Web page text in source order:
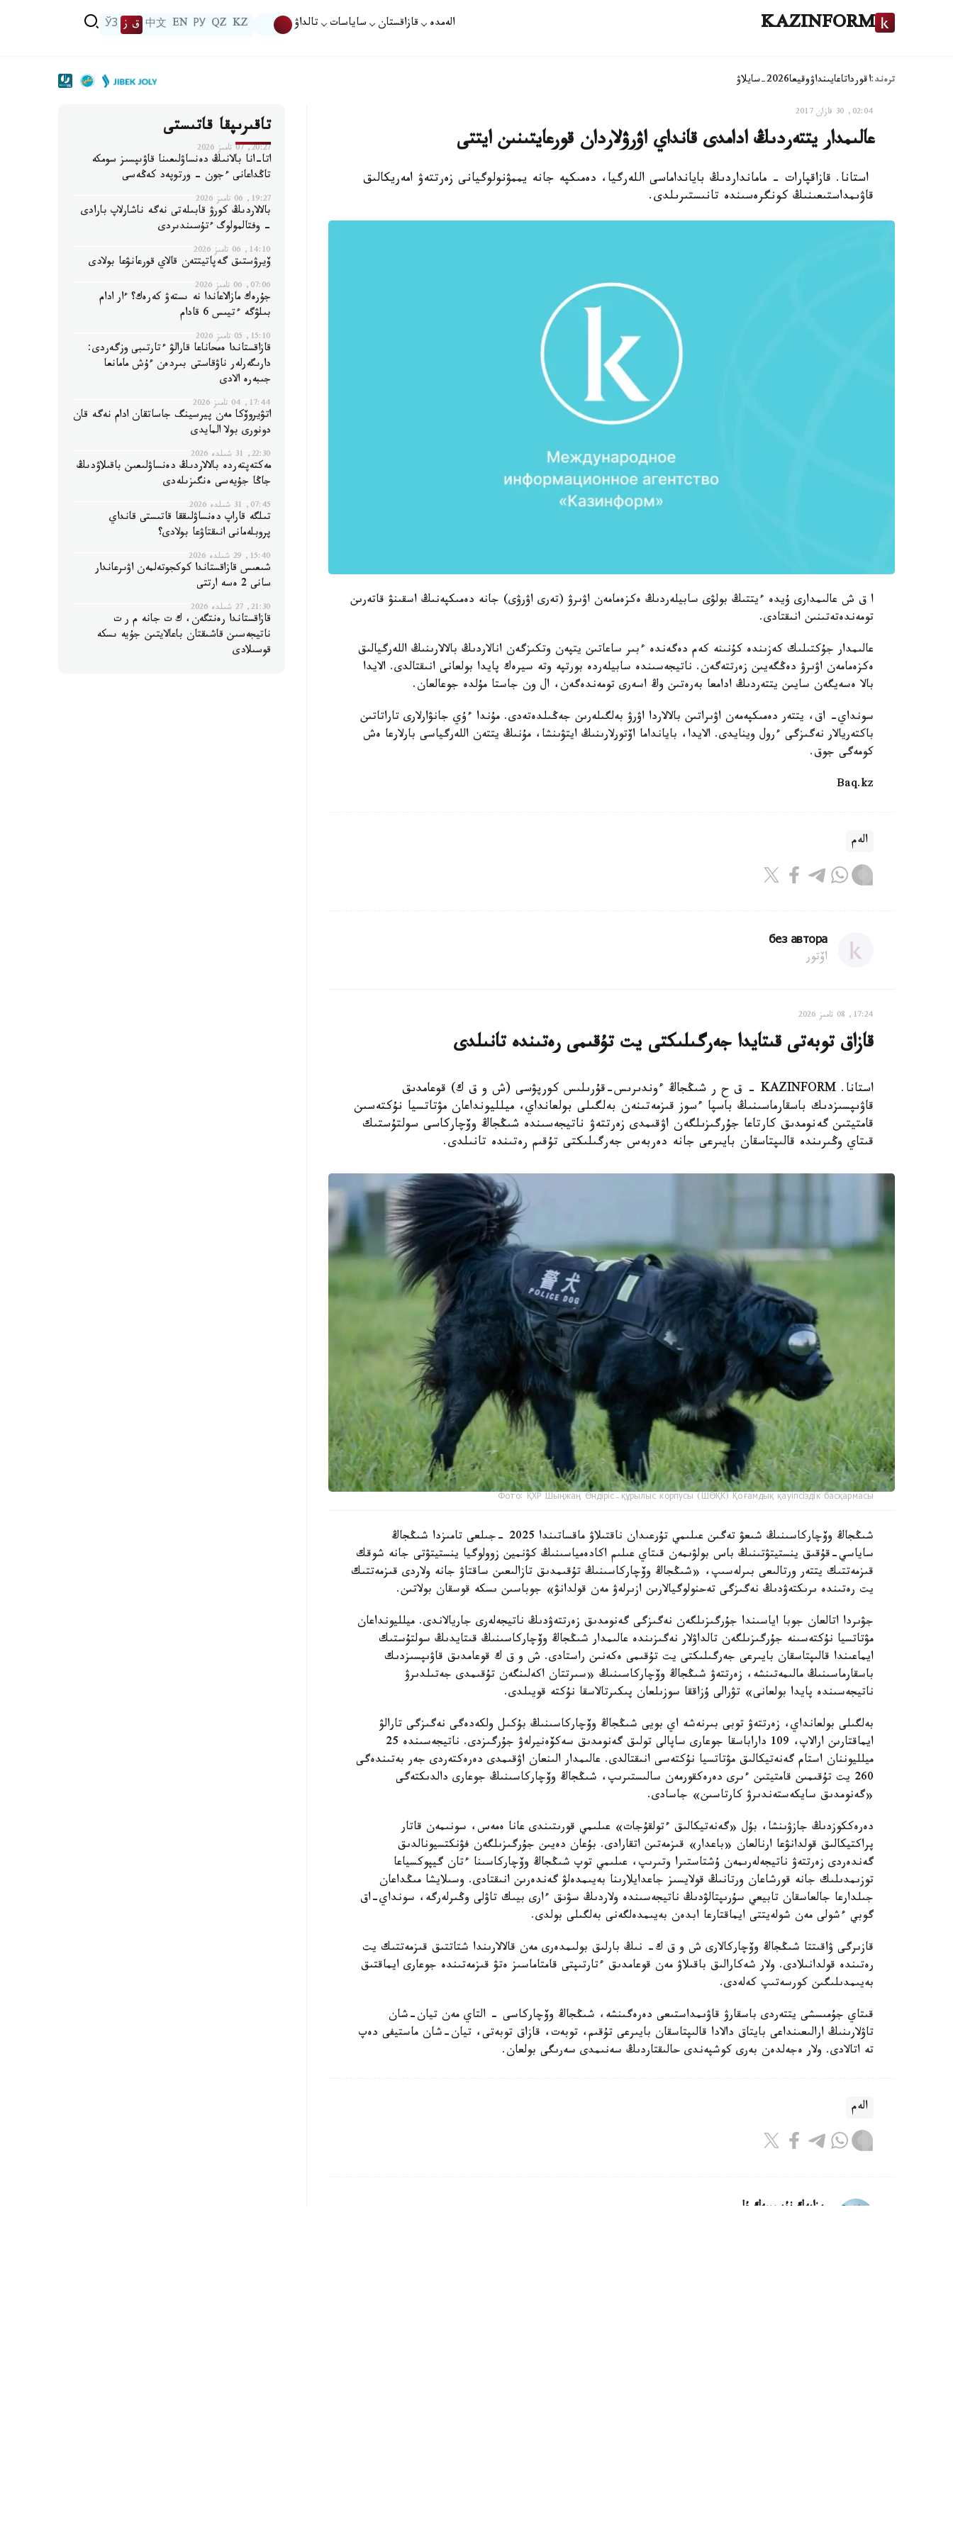
KAZINFORM الەمدە قازاقستان ساياسات تالداۋ KZ
QZ
РУ
EN
中文 ق ز ЎЗ
ترەند:اقورداتاعايىنداۋوقيعا2026-سايلاۋ
02:04, 30 قازان 2017
عالىمدار يتتەردىڭ ادامدى قانداي اۋرۋلاردان قورعايتىنىن ايتتى
استانا. قازاقپارات - مامانداردىڭ بايانداماسى اللەرگيا، دەمىكپە جانە يممۋنولوگيانى زەرتتەۋ امەريكالىق
قاۋىمداستىعىنىڭ كونگرەسىندە تانىستىرىلدى.
ا ق ش عالىمدارى ۇيدە ءيتتىڭ بولۋى سابيلەردىڭ ەكزەمامەن اۋىرۋ (تەرى اۋرۋى) جانە دەمىكپەنىڭ اسقىنۋ قاتەرىن
تومەندەتەتىنىن انىقتادى.
عالىمدار جۇكتىلىك كەزىندە كۇنىنە كەم دەگەندە ءبىر ساعاتىن يتپەن وتكىزگەن انالاردىڭ بالالارىنىڭ اللەرگيالىق
ەكزەمامەن اۋىرۋ دەڭگەيىن زەرتتەگەن. ناتيجەسىندە سابيلەردە بورتپە وتە سيرەك پايدا بولعانى انىقتالدى. الايدا
بالا ەسەيگەن سايىن يتتەردىڭ ادامعا بەرەتىن وڭ اسەرى تومەندەگەن، ال ون جاستا مۇلدە جوعالعان.
سونداي- اق، يتتەر دەمىكپەمەن اۋىراتىن بالالاردا اۋرۋ بەلگىلەرىن جەڭىلدەتەدى. مۇندا ءۇي جانۋارلارى تاراتاتىن
باكتەريالار نەگىزگى ءرول وينايدى. الايدا، بايانداما اۆتورلارىنىڭ ايتۋىنشا، مۇنىڭ يتتەن اللەرگياسى بارلارعا ەش
كومەگى جوق.
Baq.kz
الەم
без автора
اۆتور
17:24, 08 تامىز 2026
قازاق توبەتى قىتايدا جەرگىلىكتى يت تۇقىمى رەتىندە تانىلدى
استانا. KAZINFORM – ق ح ر شىڭجاڭ ءوندىرىس-قۇرىلىس كورپۋسى (ش و ق ك) قوعامدىق
قاۋىپسىزدىك باسقارماسىنىڭ باسپا ءسوز قىزمەتىنەن بەلگىلى بولعانداي، ميلليونداعان مۋتاتسيا نۇكتەسىن
قامتيتىن گەنومدىق كارتاعا جۇرگىزىلگەن اۋقىمدى زەرتتەۋ ناتيجەسىندە شىڭجاڭ وۆچاركاسى سولتۇستىك
قىتاي وڭىرىندە قالىپتاسقان بايىرعى جانە دەربەس جەرگىلىكتى تۇقىم رەتىندە تانىلدى.
Фото: ҚХР Шыңжаң Өндіріс-құрылыс корпусы (ШӨҚК) Қоғамдық қауіпсіздік басқармасы
شىڭجاڭ وۆچاركاسىنىڭ شىعۋ تەگىن عىلىمي تۇرعىدان ناقتىلاۋ ماقساتىندا 2025 -جىلعى تامىزدا شىڭجاڭ
ساياسي-قۇقىق ينستيتۋتىنىڭ باس بولۋىمەن قىتاي عىلىم اكادەمياسىنىڭ كۋنمين زوولوگيا ينستيتۋتى جانە شوقك
قىزمەتتىك يتتەر ورتالىعى بىرلەسىپ، «شىڭجاڭ وۆچاركاسىنىڭ تۇقىمدىق تازالىعىن ساقتاۋ جانە ولاردى قىزمەتتىك
يت رەتىندە ىرىكتەۋدىڭ نەگىزگى تەحنولوگيالارىن ازىرلەۋ مەن قولدانۋ» جوباسىن ىسكە قوسقان بولاتىن.
جۋىردا اتالعان جوبا اياسىندا جۇرگىزىلگەن نەگىزگى گەنومدىق زەرتتەۋدىڭ ناتيجەلەرى جاريالاندى. ميلليونداعان
مۋتاتسيا نۇكتەسىنە جۇرگىزىلگەن تالداۋلار نەگىزىندە عالىمدار شىڭجاڭ وۆچاركاسىنىڭ قىتايدىڭ سولتۇستىك
ايماعىندا قالىپتاسقان بايىرعى جەرگىلىكتى يت تۇقىمى ەكەنىن راستادى. ش و ق ك قوعامدىق قاۋىپسىزدىك
باسقارماسىنىڭ مالىمەتىنشە، زەرتتەۋ شىڭجاڭ وۆچاركاسىنىڭ «سىرتتان اكەلىنگەن تۇقىمدى جەتىلدىرۋ
ناتيجەسىندە پايدا بولعانى» تۋرالى ۇزاققا سوزىلعان پىكىرتالاسقا نۇكتە قويىلدى.
بەلگىلى بولعانداي، زەرتتەۋ توبى بىرنەشە اي بويى شىڭجاڭ وۆچاركاسىنىڭ بۇكىل ولكەدەگى نەگىزگى تارالۋ
ايماقتارىن ارالاپ، 109 داراباسقا جوعارى ساپالى تولىق گەنومدىق سەكۆەنيرلەۋ جۇرگىزدى. ناتيجەسىندە 25
ميلليوننان استام گەنەتيكالىق مۋتاتسيا نۇكتەسى انىقتالدى. عالىمدار الىنعان اۋقىمدى دەرەكتەردى جەر بەتىندەگى
260 يت تۇقىمىن قامتيتىن ءىرى دەرەكقورمەن سالىستىرىپ، شىڭجاڭ وۆچاركاسىنىڭ جوعارى دالدىكتەگى
«گەنومدىق سايكەستەندىرۋ كارتاسىن» جاسادى.
دەرەككوزدىڭ جازۋىنشا، بۇل «گەنەتيكالىق ءتولقۇجات» عىلىمي قورىتىندى عانا ەمەس، سونىمەن قاتار
پراكتيكالىق قولدانۋعا ارنالعان «باعدار» قىزمەتىن اتقارادى. بۇعان دەيىن جۇرگىزىلگەن فۋنكتسيونالدىق
گەندەردى زەرتتەۋ ناتيجەلەرىمەن ۇشتاستىرا وتىرىپ، عىلىمي توپ شىڭجاڭ وۆچاركاسىنا ءتان گيپوكسياعا
توزىمدىلىك جانە قورشاعان ورتانىڭ قولايسىز جاعدايلارىنا بەيىمدەلۋ گەندەرىن انىقتادى. وسىلايشا مىڭداعان
جىلدارعا جالعاسقان تابيعي سۇرىپتالۋدىڭ ناتيجەسىندە ولاردىڭ سۋىق ءارى بيىك تاۋلى وڭىرلەرگە، سونداي-اق
گوبي ءشولى مەن شولەيتتى ايماقتارعا ابدەن بەيىمدەلگەنى بەلگىلى بولدى.
قازىرگى ۋاقىتتا شىڭجاڭ وۆچاركالارى ش و ق ك- نىڭ بارلىق بولىمدەرى مەن قالالارىندا شتاتتىق قىزمەتتىك يت
رەتىندە قولدانىلادى. ولار شەكارالىق باقىلاۋ مەن قوعامدىق ءتارتىپتى قامتاماسىز ەتۋ قىزمەتىندە جوعارى ايماقتىق
بەيىمدىلىگىن كورسەتىپ كەلەدى.
قىتاي جۇمىسشى يتتەردى باسقارۋ قاۋىمداستىعى دەرەگىنشە، شىڭجاڭ وۆچاركاسى - التاي مەن تيان-شان
تاۋلارىنىڭ ارالىعىنداعى بايتاق دالادا قالىپتاسقان بايىرعى تۇقىم، توبەت، قازاق توبەتى، تيان-شان ماستيفى دەپ
تە اتالادى. ولار ەجەلدەن بەرى كوشپەندى حالىقتاردىڭ سەنىمدى سەرىگى بولعان.
الەم
ريزابەك نۇسىپبەك ۇلى
تاقىرىپقا قاتىستى
20:27, 07 تامىز 2026
اتا-انا بالانىڭ دەنساۋلىعىنا قاۋىپسىز سومكە
تاڭداعانى ءجون - ورتوپەد كەڭەسى
19:27, 06 تامىز 2026
بالالاردىڭ كورۋ قابىلەتى نەگە ناشارلاپ بارادى
- وفتالمولوگ ءتۇسىندىردى
14:10, 06 تامىز 2026
ۆيرۋستىق گەپاتيتتەن قالاي قورعانۋعا بولادى
07:06, 06 تامىز 2026
جۇرەك مازالاعاندا نە ىستەۋ كەرەك؟ ءار ادام
بىلۋگە ءتيىس 6 قادام
15:10, 05 تامىز 2026
قازاقستاندا ەمحاناعا قارالۋ ءتارتىبى وزگەردى:
دارىگەرلەر ناۋقاستى بىردەن ءۇش مامانعا
جىبەرە الادى
17:44, 04 تامىز 2026
اتۋيروۆكا مەن پيرسينگ جاساتقان ادام نەگە قان
دونورى بولا المايدى
22:30, 31 شىلدە 2026
مەكتەپتەردە بالالاردىڭ دەنساۋلىعىن باقىلاۋدىڭ
جاڭا جۇيەسى ەنگىزىلەدى
07:45, 31 شىلدە 2026
تىلگە قاراپ دەنساۋلىققا قاتىستى قانداي
پروبلەمانى انىقتاۋعا بولادى؟
15:40, 29 شىلدە 2026
شىعىس قازاقستاندا كوكجوتەلمەن اۋىرعاندار
سانى 2 ەسە ارتتى
21:30, 27 شىلدە 2026
قازاقستاندا رەنتگەن، ك ت جانە م ر ت
ناتيجەسىن قاشىقتان باعالايتىن جۇيە ىسكە
قوسىلادى